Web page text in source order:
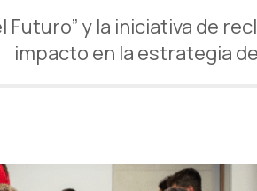
y la iniciativa de
impacto en la estrategia